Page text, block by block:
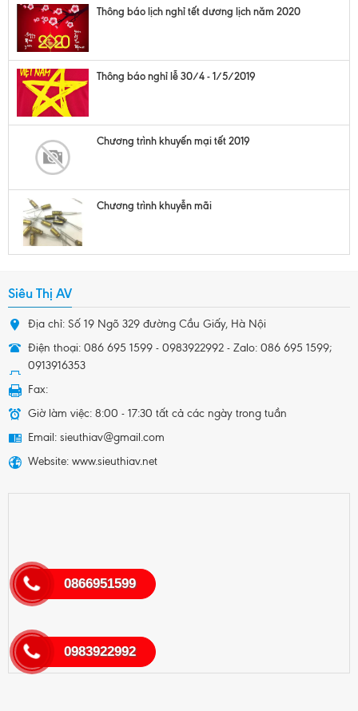
Thông báo lịch nghỉ tết dương lịch năm 2020
Thông báo nghỉ lễ 30/4 - 1/5/2019
Chương trình khuyến mại tết 2019
Chương trình khuyễn mãi
Siêu Thị AV
Địa chỉ: Số 19 Ngõ 329 đường Cầu Giấy, Hà Nội
Điện thoại: 086 695 1599 - 0983922992 - Zalo: 086 695 1599;
0913916353
Fax:
Giờ làm việc: 8:00 - 17:30 tất cả các ngày trong tuần
Email: sieuthiav@gmail.com
Website: www.sieuthiav.net
0983922992
0866951599